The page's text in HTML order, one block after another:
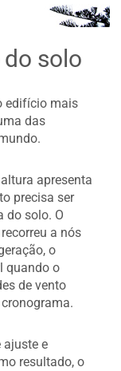
solo
edifício mais
das
apresenta
precisa ser
do solo. O
a nós
o
quando o
de vento
ajuste e
resultado, o